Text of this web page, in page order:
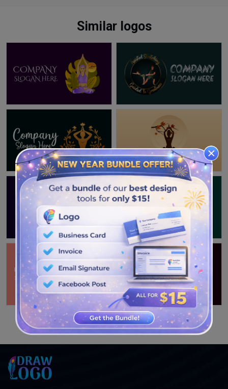
Similar logos
VEJA MAIS PROJETOS